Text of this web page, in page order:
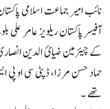
نائب امیر جماعت اسلامی
آفیسر پاکستان ریلویز عامر
کے چیئرمین ضیائ الدین
حماد حسن مرزا، ڈپٹی سی او پی
تھے ۔